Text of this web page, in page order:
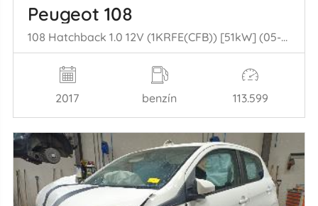
Peugeot 108
108 Hatchback 1.0 12V (1KRFE(CFB)) [51kW] (05-2014/...)
2017 benzín 113.599